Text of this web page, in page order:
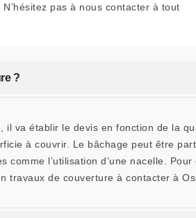
N’hésitez pas à nous contacter à tout
?
va établir le devis en fonction de la
à couvrir. Le bâchage peut être
l’utilisation d’une nacelle.
travaux de couverture à contacter à